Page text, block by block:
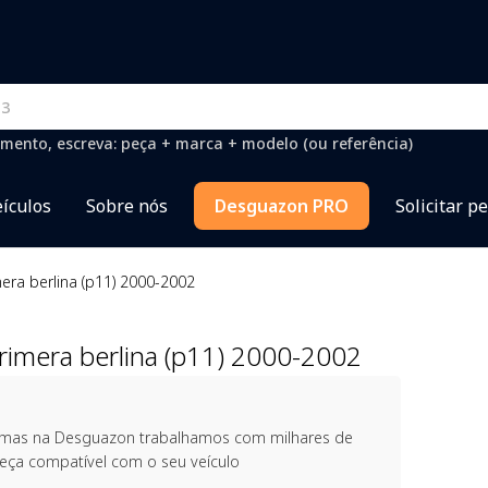
escreva: peça + marca + modelo (ou referência)
Sobre nós Desguazon PRO Solicitar
berlina (p11) 2000-2002
berlina (p11) 2000-2002
na Desguazon trabalhamos com milhares de
compatível com o seu veículo